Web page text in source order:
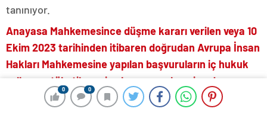
0 0
tanınıyor.
Anayasa Mahkemesince düşme kararı verilen veya 10
Ekim 2023 tarihinden itibaren doğrudan Avrupa İnsan
Hakları Mahkemesine yapılan başvuruların iç hukuk
yollarının tüketilmemiş olması gerekçesine dayanan
kabul edilemezlik kararları, tebliğ tarihinden itibaren